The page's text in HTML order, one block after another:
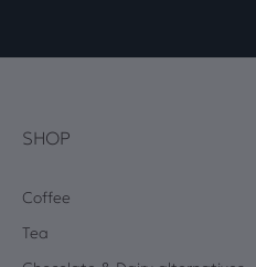
SHOP
Coffee
Tea